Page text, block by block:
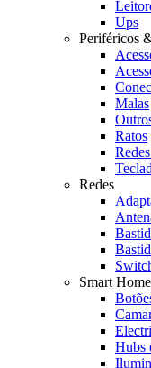
Ups
Periféricos
Malas
Ratos
Redes
Smart Home
Hubs